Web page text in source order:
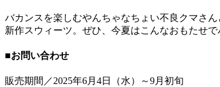
バカンスを楽しむやんちゃなちょい不良クマさ
新作スウィーツ。ぜひ、今夏はこんなおもたせ
■お問い合わせ
販売期間／2025年6月4日（水）～9月初旬